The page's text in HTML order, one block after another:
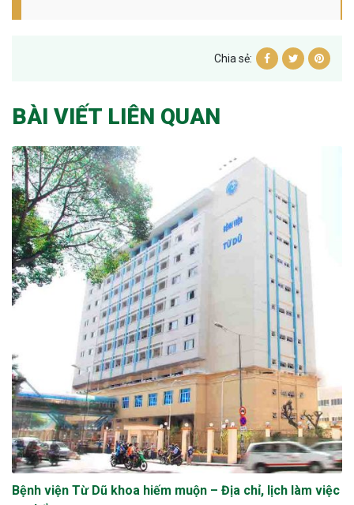
Chia sẻ:
BÀI VIẾT LIÊN QUAN
Bệnh viện Từ Dũ khoa hiếm muộn – Địa chỉ, lịch làm việc